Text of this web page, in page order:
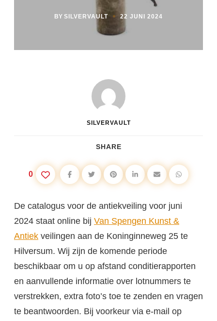
BY SILVERVAULT 22 JUNI 2024
SILVERVAULT
SHARE
0
De catalogus voor de antiekveiling voor juni
2024 staat online bij Van Spengen Kunst &
Antiek veilingen aan de Koninginneweg 25 te
Hilversum. Wij zijn de komende periode
beschikbaar om u op afstand conditierapporten
en aanvullende informatie over lotnummers te
verstrekken, extra foto’s toe te zenden en vragen
te beantwoorden. Bij voorkeur via e-mail op